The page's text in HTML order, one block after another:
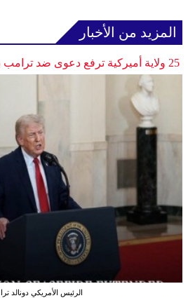
المزيد من الأخبار
25 ولاية أميركية ترفع دعوى ضد ترامب بسبب الرسوم الجمركية
الرئيس الأمريكي دونالد